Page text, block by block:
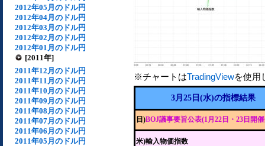
2012年05月のドル円
2012年04月のドル円
2012年03月のドル円
2012年02月のドル円
2012年01月のドル円
[2011年]
2011年12月のドル円
2011年11月のドル円
2011年10月のドル円
2011年09月のドル円
2011年08月のドル円
2011年07月のドル円
2011年06月のドル円
2011年05月のドル円
※チャートはTradingViewを使用
3月25日(水)の指標結果
日)BOJ議事要旨公表(1月22日・23日開
米)輸入物価指数